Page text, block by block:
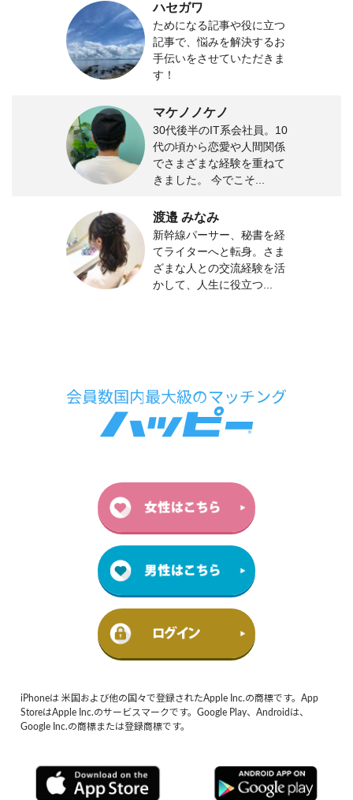
ハセガワ
ためになる記事や役に立つ
記事で、悩みを解決するお
手伝いをさせていただきま
す！
マケノノケノ
30代後半のIT系会社員。10
代の頃から恋愛や人間関係
でさまざまな経験を重ねて
きました。 今でこそ...
渡邉 みなみ
新幹線パーサー、秘書を経
てライターへと転身。さま
ざまな人との交流経験を活
かして、人生に役立つ...
iPhoneは 米国および他の国々で登録されたApple Inc.の商標です。App
StoreはApple Inc.のサービスマークです。Google Play、Androidは、
Google Inc.の商標または登録商標です。